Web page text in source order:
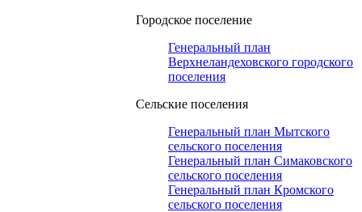
Городское поселение
Генеральный план
Верхнеландеховского городского
поселения
Сельские поселения
Генеральный план Мытского
сельского поселения
Генеральный план Симаковского
сельского поселения
Генеральный план Кромского
сельского поселения